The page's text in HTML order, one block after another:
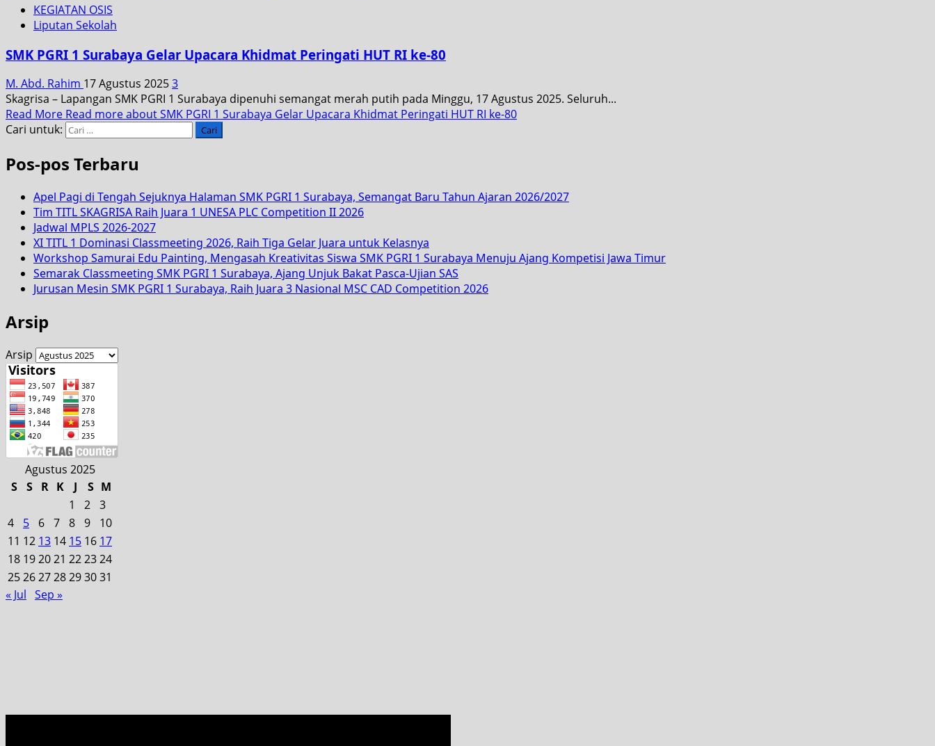
KEGIATAN OSIS
Liputan Sekolah
SMK PGRI 1 Surabaya Gelar Upacara Khidmat Peringati HUT RI ke-80
M. Abd. Rahim 17 Agustus 20253
Skagrisa – Lapangan SMK PGRI 1 Surabaya dipenuhi semangat merah putih pada Minggu, 17 Agustus 2025. Seluruh...
Read More Read more about SMK PGRI 1 Surabaya Gelar Upacara Khidmat Peringati HUT RI ke-80
Cari untuk:
Pos-pos Terbaru
Apel Pagi di Tengah Sejuknya Halaman SMK PGRI 1 Surabaya, Semangat Baru Tahun Ajaran 2026/2027
Tim TITL SKAGRISA Raih Juara 1 UNESA PLC Competition II 2026
Jadwal MPLS 2026-2027
XI TITL 1 Dominasi Classmeeting 2026, Raih Tiga Gelar Juara untuk Kelasnya
Workshop Samurai Edu Painting, Mengasah Kreativitas Siswa SMK PGRI 1 Surabaya Menuju Ajang Kompetisi Jawa Timur
Semarak Classmeeting SMK PGRI 1 Surabaya, Ajang Unjuk Bakat Pasca-Ujian SAS
Jurusan Mesin SMK PGRI 1 Surabaya, Raih Juara 3 Nasional MSC CAD Competition 2026
Arsip
Arsip
Agustus 2025
S
S R K J S M
1
2 3
4
5 6 7 8 9
10
11 12 13 14 15 16 17
18 192021 222324
25262728293031
« Jul Sep »